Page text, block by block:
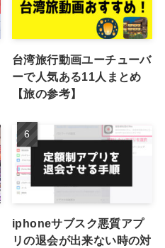
台湾旅行動画ユーチューバ
ーで人気ある11人まとめ
【旅の参考】
iphoneサブスク悪質アプ
リの退会が出来ない時の対